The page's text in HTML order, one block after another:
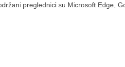
preglednici su Microsoft Edge,